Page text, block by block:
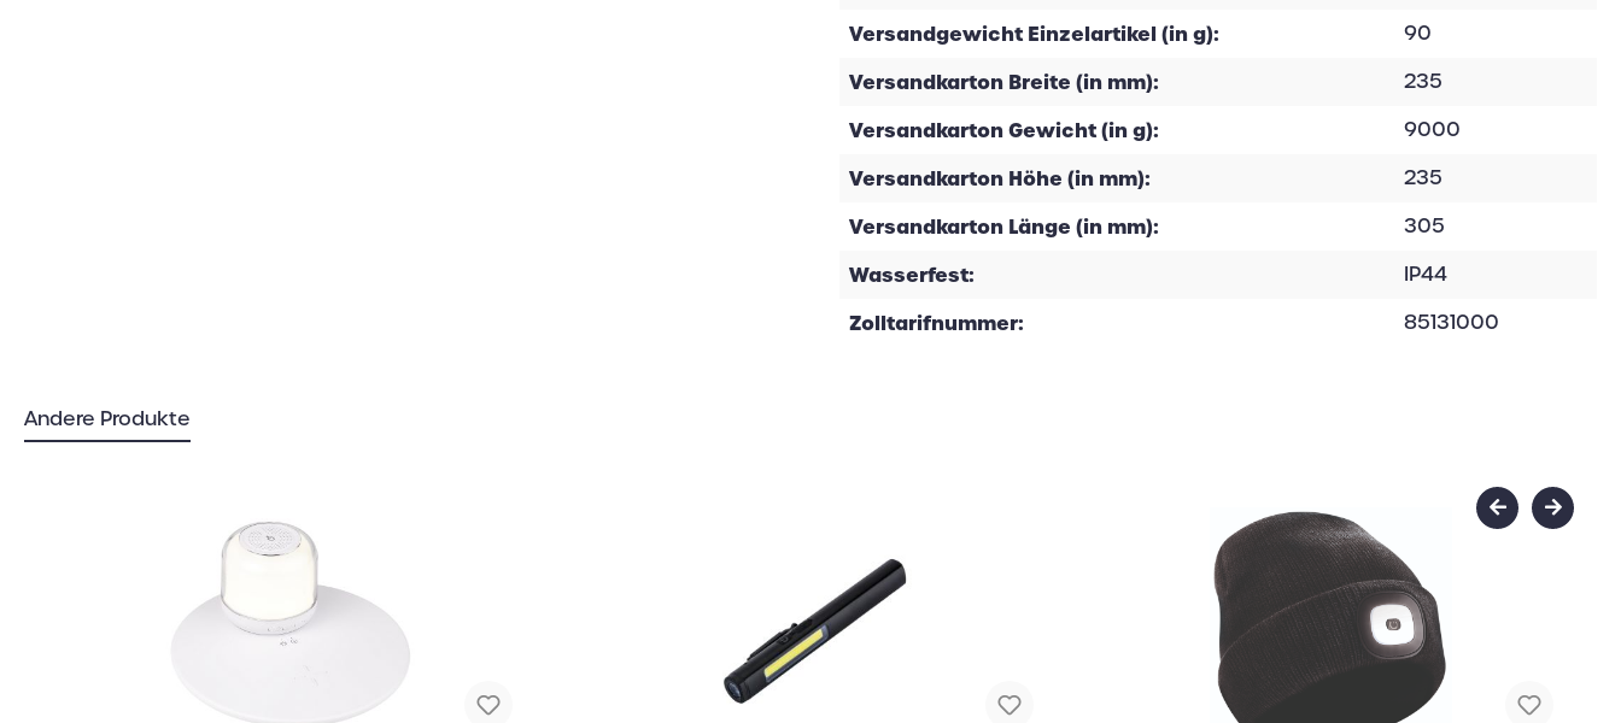
Versandgewicht Einzelartikel (in g): 90
Versandkarton Breite (in mm): 235
Versandkarton Gewicht (in g): 9000
Versandkarton Höhe (in mm): 235
Versandkarton Länge (in mm): 305
Wasserfest: IP44
Zolltarifnummer: 85131000
Andere Produkte